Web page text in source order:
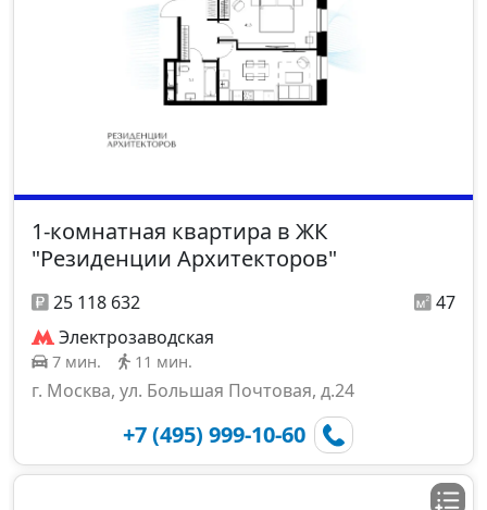
1-комнатная квартира в ЖК
"Резиденции Архитекторов"
25 118 632
47
Электрозаводская
7 мин. 11 мин.
г. Москва, ул. Большая Почтовая, д.24
+7 (495) 999-10-60